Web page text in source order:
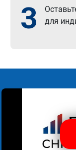
3
для